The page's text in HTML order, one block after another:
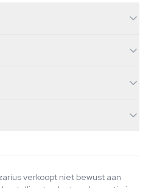
verkoopt niet bewust aan